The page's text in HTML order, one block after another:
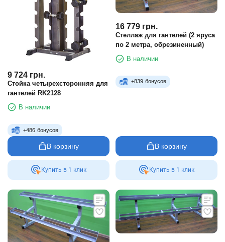
9 724 грн.
Стойка четырехсторонняя для
гантелей RK2128
В наличии
+486 бонусов
В корзину
Купить в 1 клик
16 779 грн.
Стеллаж для гантелей (2 яруса
по 2 метра, обрезиненный)
В наличии
+839 бонусов
В корзину
Купить в 1 клик